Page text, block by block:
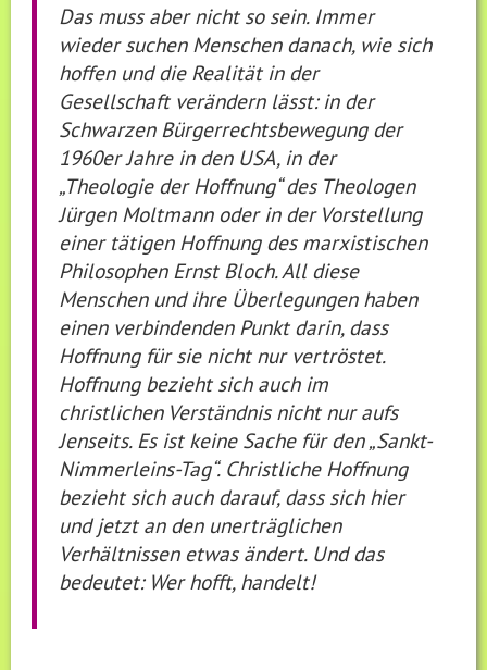
Das muss aber nicht so sein. Immer
wieder suchen Menschen danach, wie sich
hoffen und die Realität in der
Gesellschaft verändern lässt: in der
Schwarzen Bürgerrechtsbewegung der
1960er Jahre in den USA, in der
„Theologie der Hoffnung“ des Theologen
Jürgen Moltmann oder in der Vorstellung
einer tätigen Hoffnung des marxistischen
Philosophen Ernst Bloch. All diese
Menschen und ihre Überlegungen haben
einen verbindenden Punkt darin, dass
Hoffnung für sie nicht nur vertröstet.
Hoffnung bezieht sich auch im
christlichen Verständnis nicht nur aufs
Jenseits. Es ist keine Sache für den „Sankt-
Nimmerleins-Tag“. Christliche Hoffnung
bezieht sich auch darauf, dass sich hier
und jetzt an den unerträglichen
Verhältnissen etwas ändert. Und das
bedeutet: Wer hofft, handelt!